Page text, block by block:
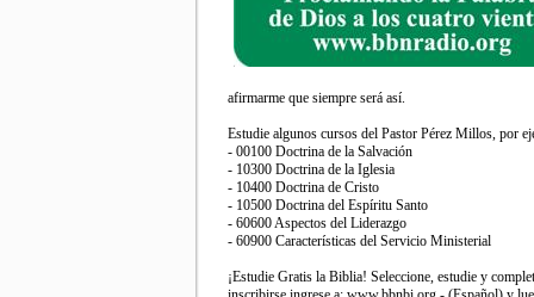
afirmarme que siempre será así.
Estudie algunos cursos del Pastor Pérez Millos, por
- 00100 Doctrina de la Salvación
- 10300 Doctrina de la Iglesia
- 10400 Doctrina de Cristo
- 10500 Doctrina del Espíritu Santo
- 60600 Aspectos del Liderazgo
- 60900 Características del Servicio Ministerial
¡Estudie Gratis la Biblia! Seleccione, estudie y